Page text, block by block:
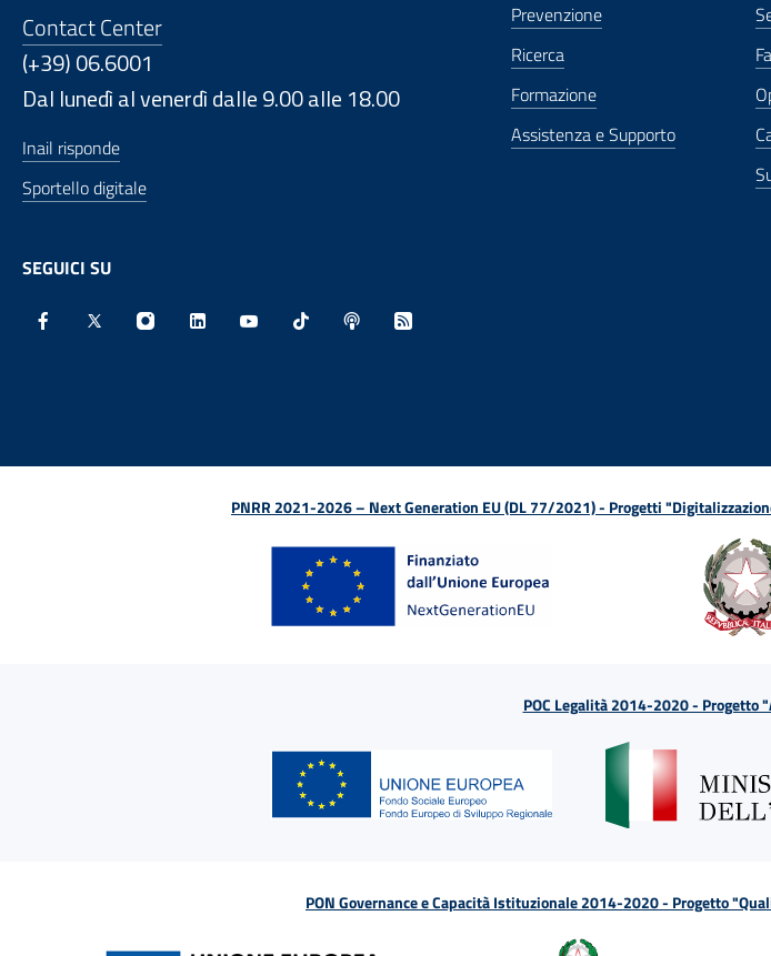
Contact Center
(+39) 06.6001
Dal lunedì al venerdì dalle 9.00 alle 18.00
Inail risponde
Sportello digitale
SEGUICI SU
Prevenzione
Ricerca
Formazione
Assistenza e Supporto
PNRR 2021-2026 – Next Generation EU (DL 77/2021) - Progetti
POC Legalità 2014-2020 -
PON Governance e Capacità Istituzionale 2014-2020 - Progetto